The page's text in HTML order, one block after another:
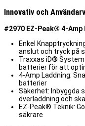
Innovativ och
#2970 EZ-Peak® 4-Amp
Enkel
anslut och tryck på
Traxxas iD®
batterier för att
4-Amp Laddning:
batterier
Säkerhet: Inbyggda
överladdning och
EZ-Peak® Teknik:
säkrare